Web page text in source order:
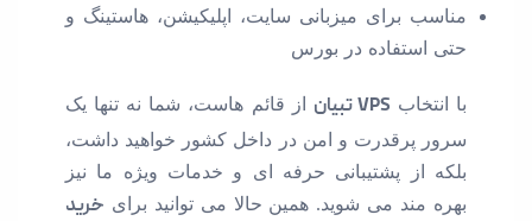
مناسب برای میزبانی سایت، اپلیکیشن، هاستینگ و
حتی استفاده در بورس
با انتخاب VPS تبیان
از قائم هاست، شما نه تنها یک
سرور پرقدرت و امن در داخل کشور خواهید داشت،
بلکه از پشتیبانی حرفه ای و خدمات ویژه ما نیز
بهره مند می شوید. همین حالا می توانید برای خرید